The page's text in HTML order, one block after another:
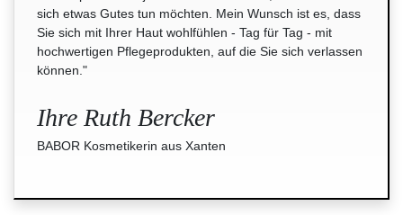
sich etwas Gutes tun möchten. Mein Wunsch ist es, dass
Sie sich mit Ihrer Haut wohlfühlen - Tag für Tag - mit
hochwertigen Pflegeprodukten, auf die Sie sich verlassen
können."
Ihre Ruth Bercker
BABOR Kosmetikerin aus Xanten